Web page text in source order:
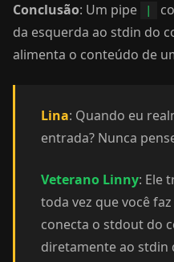
Conclusão: Um pipe
da esquerda ao stdin do
alimenta o conteúdo de
Lina: Quando eu
entrada? Nunca
Veterano Linny: Ele
toda vez que você
conecta o stdout do
diretamente ao stdin